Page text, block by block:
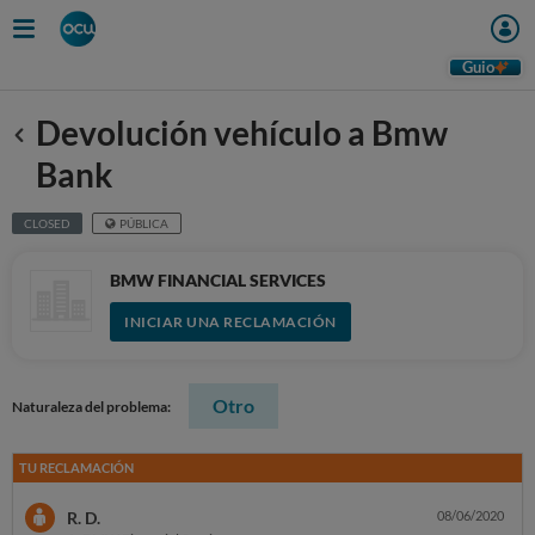
Guio
Anterior
Devolución vehículo a Bmw
Bank
CLOSED PÚBLICA
BMW FINANCIAL SERVICES
INICIAR UNA RECLAMACIÓN
Naturaleza del problema: Otro
TU RECLAMACIÓN
R. D. 08/06/2020